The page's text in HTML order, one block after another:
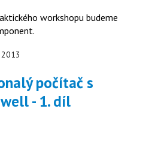
workshopu budeme
- 1. díl